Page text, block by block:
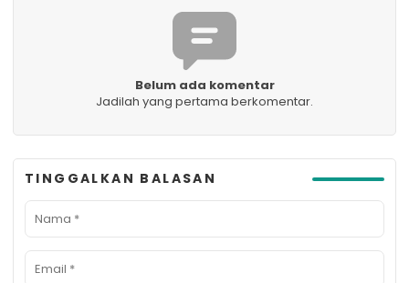
Belum ada komentar
Jadilah yang pertama berkomentar.
TINGGALKAN BALASAN